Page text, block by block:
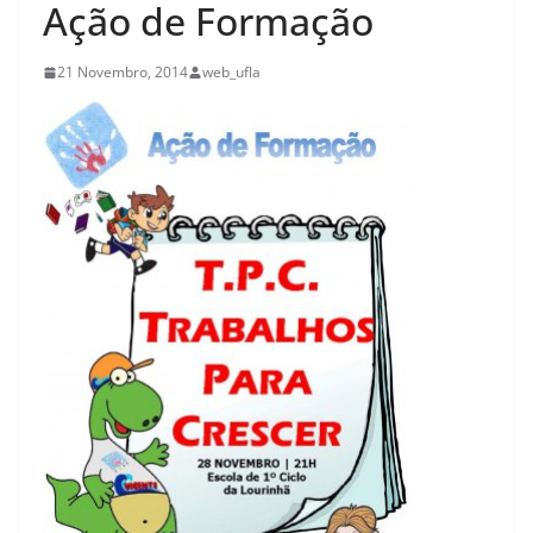
Ação de Formação
21 Novembro, 2014 web_ufla